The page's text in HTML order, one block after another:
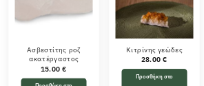
Ασβεστίτης ροζ
ακατέργαστος
15.00€
Κιτρίνης γεώδες
28.00€
Προσθήκη στο